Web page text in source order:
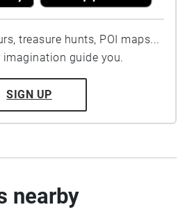
treasure hunts, POI maps...
guide you.
SIGN UP
nearby